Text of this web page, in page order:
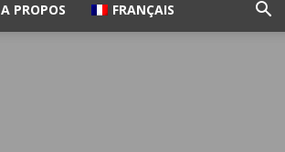
A PROPOS FRANÇAIS